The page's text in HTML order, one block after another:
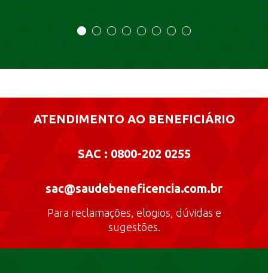
ATENDIMENTO AO BENEFICIÁRIO
SAC : 0800-202 0255
sac@saudebeneficencia.com.br
Para reclamações, elogios, dúvidas e
sugestões.